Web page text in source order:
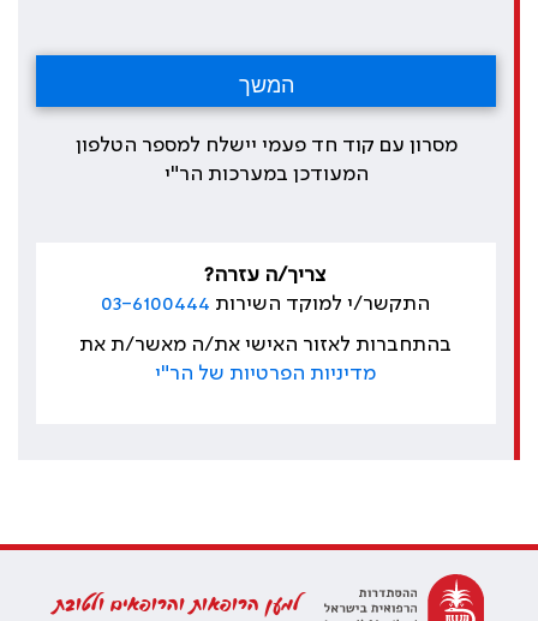
מסרון עם קוד חד פעמי יישלח למספר הטלפון
המעודכן במערכות הר"י
צריך/ה עזרה?
התקשר/י למוקד השירות 03-6100444
בהתחברות לאזור האישי את/ה מאשר/ת את
מדיניות הפרטיות של הר"י
למען הרופאות והרופאים ולטובת